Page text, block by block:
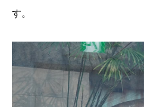
す。